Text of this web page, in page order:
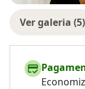
Ver galeria (5)